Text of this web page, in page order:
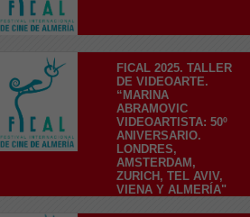
FICAL 2025. TALLER
DE VIDEOARTE.
“MARINA
ABRAMOVIC
VIDEOARTISTA: 50º
ANIVERSARIO.
LONDRES,
AMSTERDAM,
ZURICH, TEL AVIV,
VIENA Y ALMERÍA"